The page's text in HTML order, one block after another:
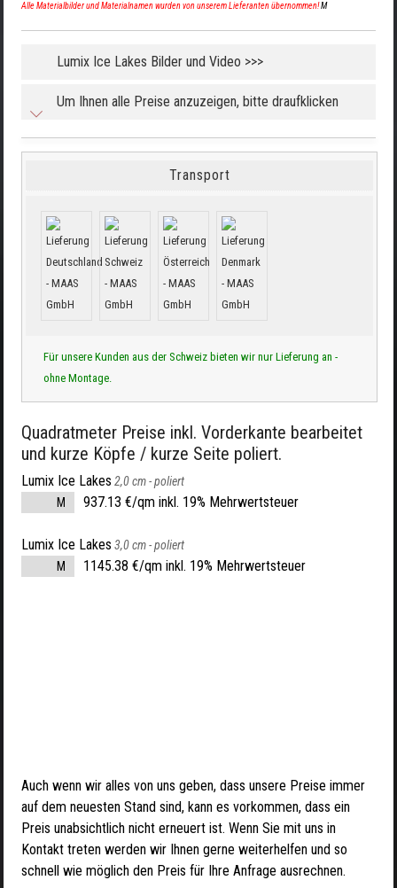
Alle Materialbilder und Materialnamen wurden von unserem Lieferanten übernommen!M
Lumix Ice Lakes Bilder und Video >>>
Um Ihnen alle Preise anzuzeigen, bitte draufklicken
Transport
Für unsere Kunden aus der Schweiz bieten wir nur Lieferung an -
ohne Montage.
Quadratmeter Preise inkl. Vorderkante bearbeitet
und kurze Köpfe / kurze Seite poliert.
Lumix Ice Lakes 2,0 cm -poliert
M
937.13 €/qm inkl. 19% Mehrwertsteuer
Lumix Ice Lakes 3,0 cm -poliert
M
1145.38 €/qm inkl. 19% Mehrwertsteuer
Auch wenn wir alles von uns geben, dass unsere Preise immer
auf dem neuesten Stand sind, kann es vorkommen, dass ein
Preis unabsichtlich nicht erneuert ist. Wenn Sie mit uns in
Kontakt treten werden wir Ihnen gerne weiterhelfen und so
schnell wie möglich den Preis für Ihre Anfrage ausrechnen.